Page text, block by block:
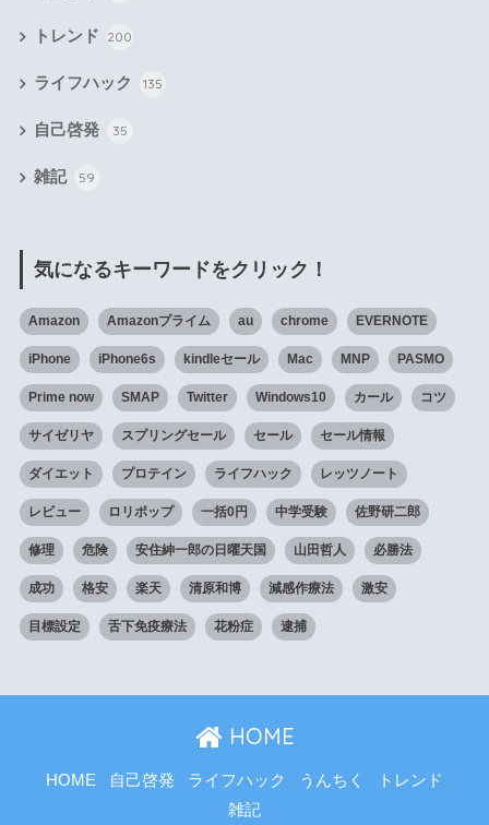
トレンド 200
ライフハック 135
自己啓発 35
雑記 59
気になるキーワードをクリック！
Amazon Amazonプライム au chrome EVERNOTE
iPhone iPhone6s kindleセール Mac MNP PASMO
Prime now SMAP Twitter Windows10 カール コツ
サイゼリヤ スプリングセール セール セール情報
ダイエット プロテイン ライフハック レッツノート
レビュー ロリポップ 一括0円 中学受験 佐野研二郎
修理 危険 安住紳一郎の日曜天国 山田哲人 必勝法
成功 格安 楽天 清原和博 減感作療法 激安
目標設定 舌下免疫療法 花粉症 逮捕
HOME
HOME 自己啓発 ライフハック うんちく
トレンド
雑記